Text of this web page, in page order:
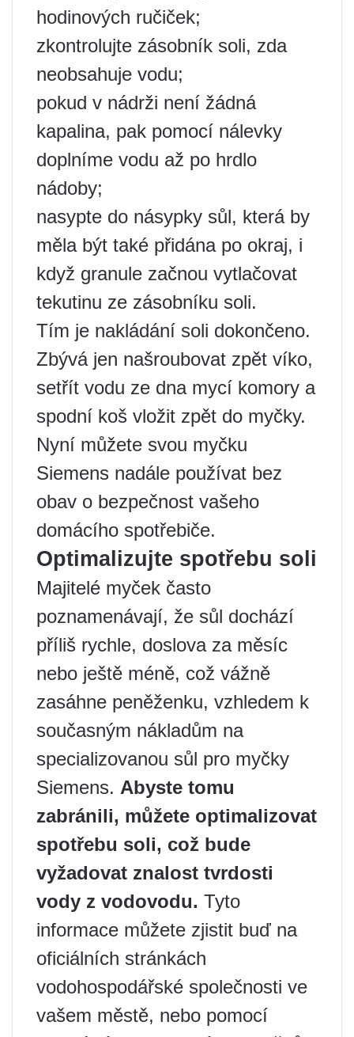
hodinových ručiček;
zkontrolujte zásobník soli, zda
neobsahuje vodu;
pokud v nádrži není žádná
kapalina, pak pomocí nálevky
doplníme vodu až po hrdlo
nádoby;
nasypte do násypky sůl, která by
měla být také přidána po okraj, i
když granule začnou vytlačovat
tekutinu ze zásobníku soli.
Tím je nakládání soli dokončeno.
Zbývá jen našroubovat zpět víko,
setřít vodu ze dna mycí komory a
spodní koš vložit zpět do myčky.
Nyní můžete svou myčku
Siemens nadále používat bez
obav o bezpečnost vašeho
domácího spotřebiče.
Optimalizujte spotřebu soli
Majitelé myček často
poznamenávají, že sůl dochází
příliš rychle, doslova za měsíc
nebo ještě méně, což vážně
zasáhne peněženku, vzhledem k
současným nákladům na
specializovanou sůl pro myčky
Siemens. Abyste tomu
zabránili, můžete optimalizovat
spotřebu soli, což bude
vyžadovat znalost tvrdosti
vody z vodovodu. Tyto
informace můžete zjistit buď na
oficiálních stránkách
vodohospodářské společnosti ve
vašem městě, nebo pomocí